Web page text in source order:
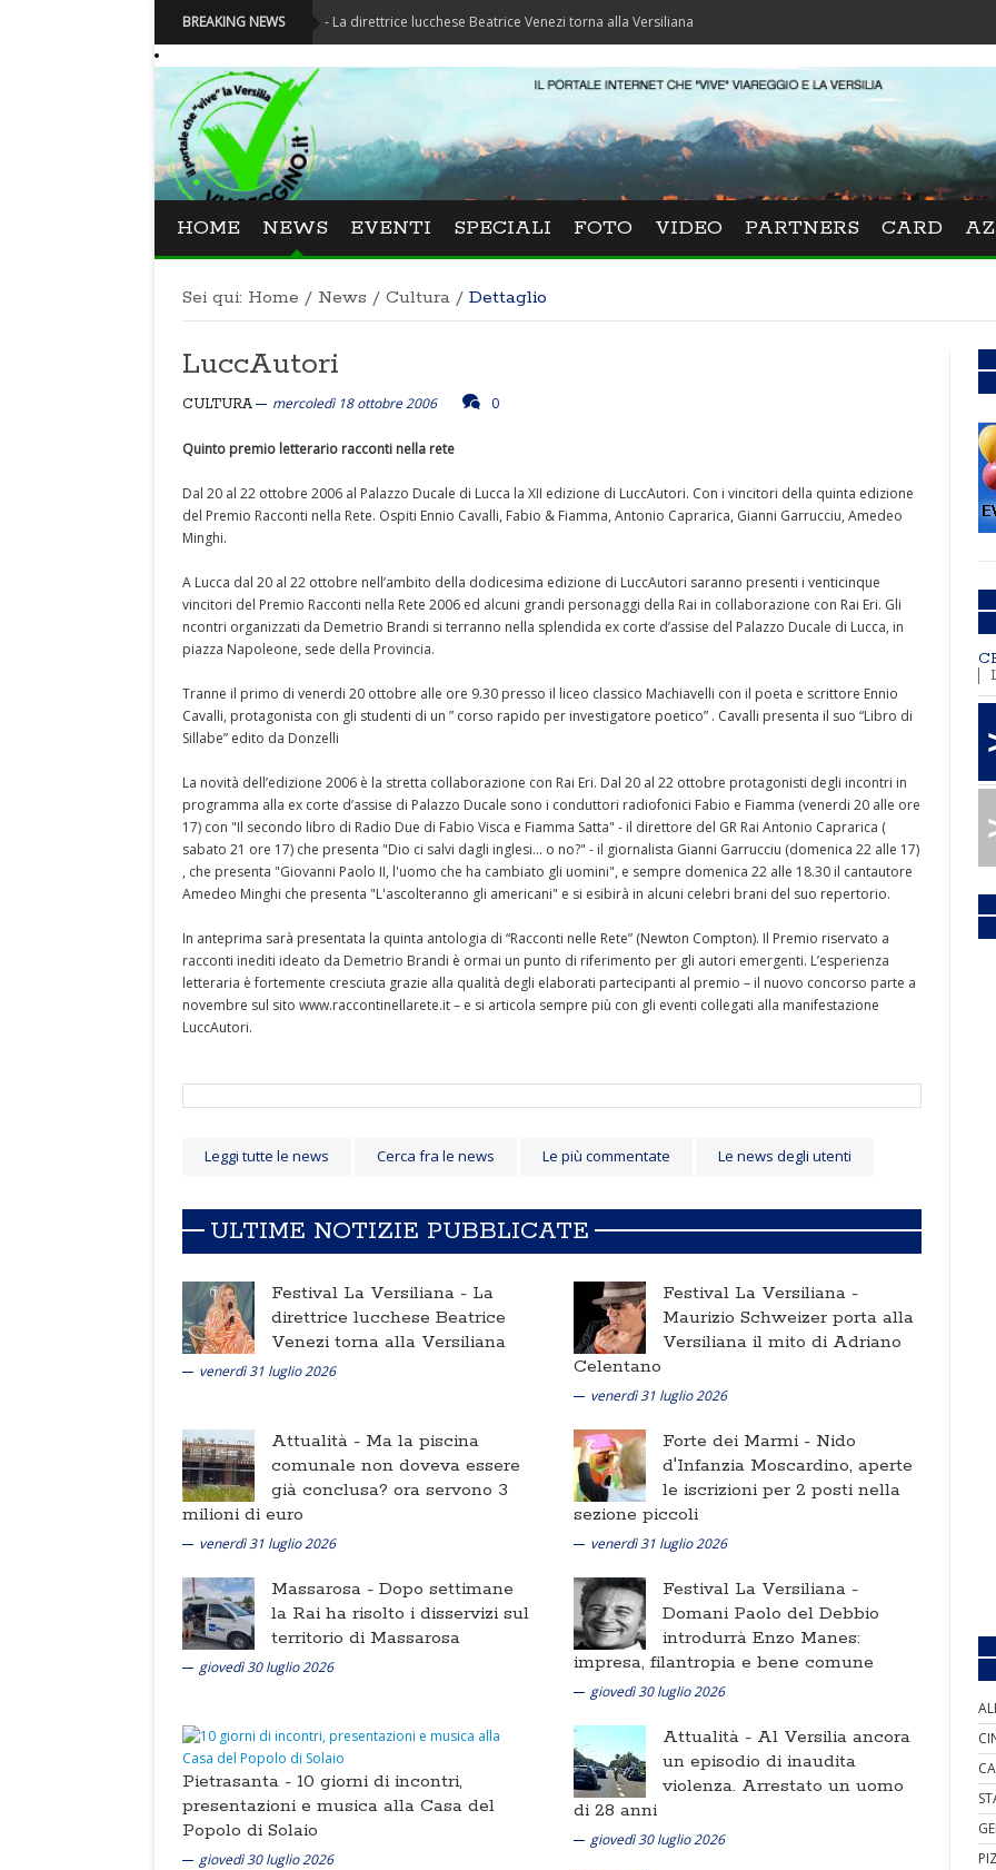
BREAKING NEWS
Festival La Versiliana - La direttrice lucchese Beatrice Venezi torna alla Versiliana
HOME NEWS EVENTI SPECIALI FOTO VIDEO PARTNERS CARD
Sei qui: Home / News / Cultura / Dettaglio
LuccAutori
CULTURA mercoledì 18 ottobre 2006 0
Quinto premio letterario racconti nella rete
Dal 20 al 22 ottobre 2006 al Palazzo Ducale di Lucca la XII edizione di LuccAutori. Con i vincitori della quinta edizione
del Premio Racconti nella Rete. Ospiti Ennio Cavalli, Fabio & Fiamma, Antonio Caprarica, Gianni Garrucciu, Amedeo
Minghi.
A Lucca dal 20 al 22 ottobre nell’ambito della dodicesima edizione di LuccAutori saranno presenti i venticinque
vincitori del Premio Racconti nella Rete 2006 ed alcuni grandi personaggi della Rai in collaborazione con Rai Eri. Gli
ncontri organizzati da Demetrio Brandi si terranno nella splendida ex corte d’assise del Palazzo Ducale di Lucca, in
piazza Napoleone, sede della Provincia.
Tranne il primo di venerdi 20 ottobre alle ore 9.30 presso il liceo classico Machiavelli con il poeta e scrittore Ennio
Cavalli, protagonista con gli studenti di un ” corso rapido per investigatore poetico” . Cavalli presenta il suo “Libro di
Sillabe” edito da Donzelli
La novità dell’edizione 2006 è la stretta collaborazione con Rai Eri. Dal 20 al 22 ottobre protagonisti degli incontri in
programma alla ex corte d’assise di Palazzo Ducale sono i conduttori radiofonici Fabio e Fiamma (venerdi 20 alle ore
17) con "Il secondo libro di Radio Due di Fabio Visca e Fiamma Satta" - il direttore del GR Rai Antonio Caprarica (
sabato 21 ore 17) che presenta "Dio ci salvi dagli inglesi... o no?" - il giornalista Gianni Garrucciu (domenica 22 alle 17)
, che presenta "Giovanni Paolo II, l'uomo che ha cambiato gli uomini", e sempre domenica 22 alle 18.30 il cantautore
Amedeo Minghi che presenta "L'ascolteranno gli americani" e si esibirà in alcuni celebri brani del suo repertorio.
In anteprima sarà presentata la quinta antologia di “Racconti nelle Rete” (Newton Compton). Il Premio riservato a
racconti inediti ideato da Demetrio Brandi è ormai un punto di riferimento per gli autori emergenti. L’esperienza
letteraria è fortemente cresciuta grazie alla qualità degli elaborati partecipanti al premio – il nuovo concorso parte a
novembre sul sito www.raccontinellarete.it – e si articola sempre più con gli eventi collegati alla manifestazione
LuccAutori.
Leggi tutte le news Cerca fra le news Le più commentate Le news degli utenti
ULTIME NOTIZIE PUBBLICATE
Festival La Versiliana - La
direttrice lucchese Beatrice
Venezi torna alla Versiliana
venerdì 31 luglio 2026
Festival La Versiliana -
Maurizio Schweizer porta alla
Versiliana il mito di Adriano
Celentano
venerdì 31 luglio 2026
Attualità - Ma la piscina
comunale non doveva essere
già conclusa? ora servono 3
milioni di euro
venerdì 31 luglio 2026
Forte dei Marmi - Nido
d'Infanzia Moscardino, aperte
le iscrizioni per 2 posti nella
sezione piccoli
venerdì 31 luglio 2026
Massarosa - Dopo settimane
la Rai ha risolto i disservizi sul
territorio di Massarosa
giovedì 30 luglio 2026
Festival La Versiliana -
Domani Paolo del Debbio
introdurrà Enzo Manes:
impresa, filantropia e bene comune
giovedì 30 luglio 2026
Pietrasanta - 10 giorni di incontri,
presentazioni e musica alla Casa del
Popolo di Solaio
giovedì 30 luglio 2026
Attualità - Al Versilia ancora
un episodio di inaudita
violenza. Arrestato un uomo
di 28 anni
giovedì 30 luglio 2026